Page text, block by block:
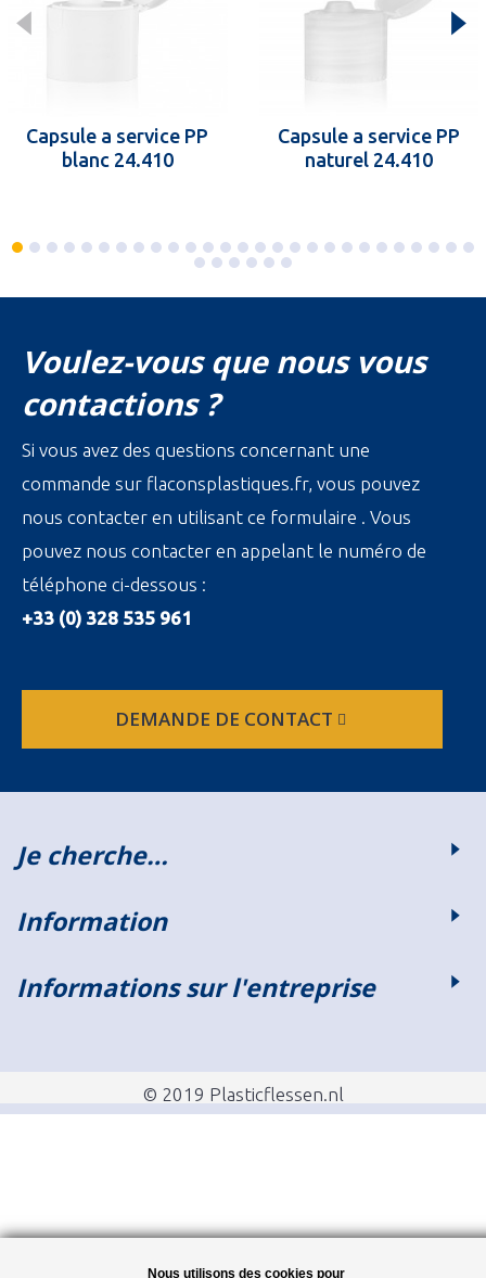
Capsule a service PP
blanc 24.410
Capsule a service PP
naturel 24.410
Voulez-vous que nous vous
contactions ?
Si vous avez des questions concernant une
commande sur flaconsplastiques.fr, vous pouvez
nous contacter en utilisant ce formulaire . Vous
pouvez nous contacter en appelant le numéro de
téléphone ci-dessous :
+33 (0) 328 535 961
DEMANDE DE CONTACT
Je cherche…
Information
Informations sur l'entreprise
© 2019 Plasticflessen.nl
Nous utilisons des cookies pour